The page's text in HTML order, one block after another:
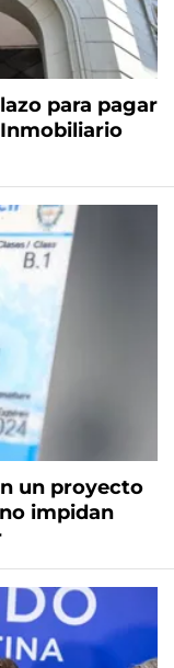
para pagar
un proyecto
impidan